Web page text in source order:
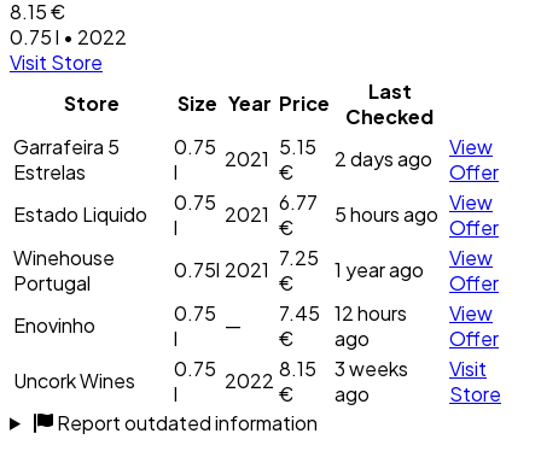
8.15 €
0.75 l • 2022
Visit Store
Store
Size Year Price
Last
Checked
Garrafeira 5
Estrelas
0.75
l
2021 5.15
€
2 days ago
View
Offer
Estado Liquido
0.75
l
2021 6.77
€
5 hours ago View
Offer
Winehouse
Portugal
0.75l 2021 7.25
€
1 year ago
View
Offer
Enovinho
0.75
l
—
7.45
€
12 hours
ago
View
Offer
Uncork Wines
0.75
l
2022 8.15
€
3 weeks
ago
Visit
Store
Report outdated information